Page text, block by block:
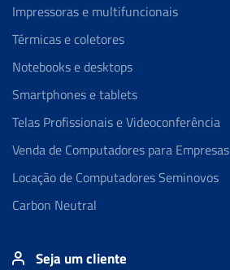
Impressoras e multifuncionais
Térmicas e coletores
Notebooks e desktops
Smartphones e tablets
Telas Profissionais e Videoconferência
Venda de Computadores para Empresas
Locação de Computadores Seminovos
Carbon Neutral
Seja um cliente